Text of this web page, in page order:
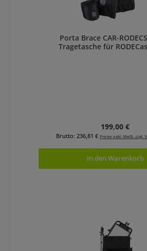
Porta Brace CAR-
Tragetasche für
Regulärer
199,00 €
Brutto: 236,81 € Preise exkl. MwSt. zzgl.
In den Warenkorb